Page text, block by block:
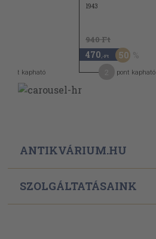
pont kapható
1943
940 Ft
470 ,-Ft 50
pont kapható
ANTIKVÁRIUM.HU
SZOLGÁLTATÁSAINK